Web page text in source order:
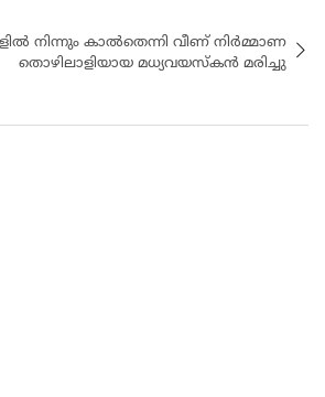
നിന്നും കാൽതെന്നി വീണ് നിർമ്മാണ
തൊഴിലാളിയായ മധ്യവയസ്കൻ മരിച്ചു